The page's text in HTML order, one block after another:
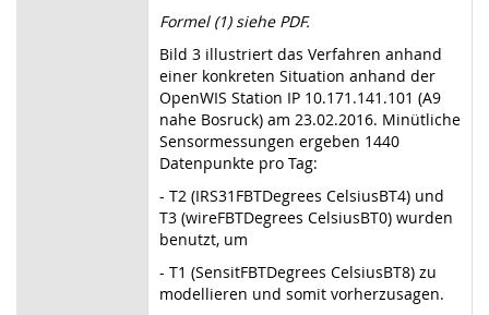
Formel (1) siehe PDF.
Bild 3 illustriert das Verfahren anhand
einer konkreten Situation anhand der
OpenWIS Station IP 10.171.141.101 (A9
nahe Bosruck) am 23.02.2016. Minütliche
Sensormessungen ergeben 1440
Datenpunkte pro Tag:
- T2 (IRS31FBTDegrees CelsiusBT4) und
T3 (wireFBTDegrees CelsiusBT0) wurden
benutzt, um
- T1 (SensitFBTDegrees CelsiusBT8) zu
modellieren und somit vorherzusagen.